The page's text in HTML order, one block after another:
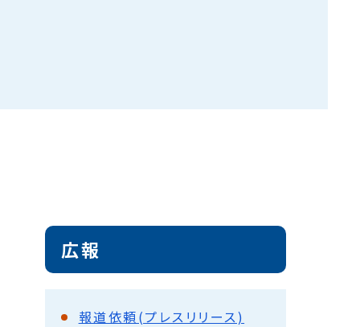
広報
報道依頼(プレスリリース)